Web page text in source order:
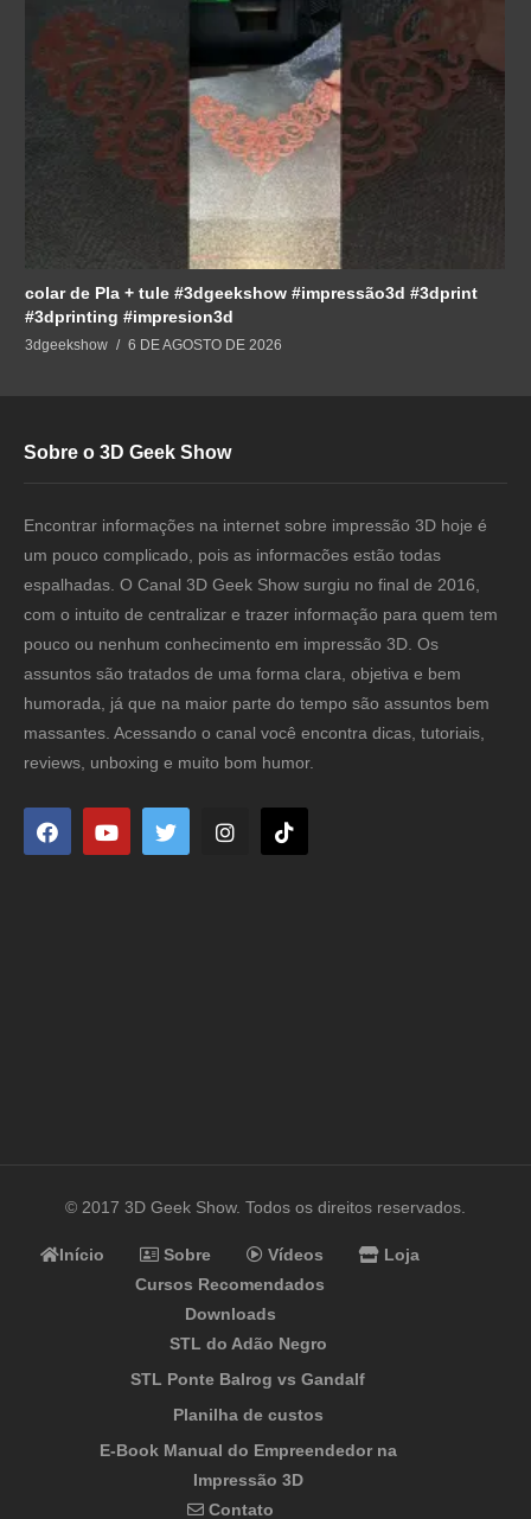
colar de Pla + tule #3dgeekshow #impressão3d #3dprint
#3dprinting #impresion3d
3dgeekshow 6 DE AGOSTO DE 2026
Sobre o 3D Geek Show
Encontrar informações na internet sobre impressão 3D hoje é
um pouco complicado, pois as informacões estão todas
espalhadas. O Canal 3D Geek Show surgiu no final de 2016,
com o intuito de centralizar e trazer informação para quem tem
pouco ou nenhum conhecimento em impressão 3D. Os
assuntos são tratados de uma forma clara, objetiva e bem
humorada, já que na maior parte do tempo são assuntos bem
massantes. Acessando o canal você encontra dicas, tutoriais,
reviews, unboxing e muito bom humor.
© 2017 3D Geek Show. Todos os direitos reservados.
Início Sobre Vídeos
Loja
Cursos Recomendados
Downloads
STL do Adão Negro
STL Ponte Balrog vs Gandalf
Planilha de custos
E-Book Manual do Empreendedor na
Impressão 3D
Contato